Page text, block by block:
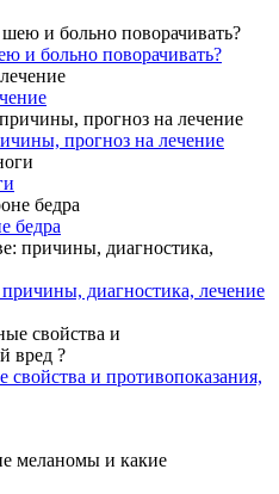
и больно поворачивать?
прогноз на лечение
бедра
диагностика, лечение
и противопоказания,